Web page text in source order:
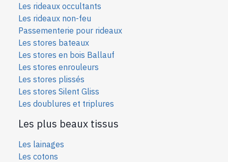
Les rideaux occultants
Les rideaux non-feu
Passementerie pour rideaux
Les stores bateaux
Les stores en bois Ballauf
Les stores enrouleurs
Les stores plissés
Les stores Silent Gliss
Les doublures et triplures
Les plus beaux tissus
Les lainages
Les cotons